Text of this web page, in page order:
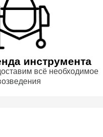
инструмента
всё необходимое